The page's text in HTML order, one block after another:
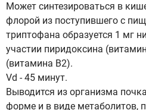
Может синтезироваться в
флорой из поступившего с
триптофана образуется 1 мг
участии пиридоксина
(витамина В2).
Vd - 45 минут.
Выводится из организма
форме и в виде метаболитов,